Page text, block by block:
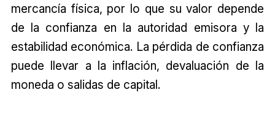
mercancía física, por lo que su valor depende
de la confianza en la autoridad emisora y la
estabilidad económica. La pérdida de confianza
puede llevar a la inflación, devaluación de la
moneda o salidas de capital.